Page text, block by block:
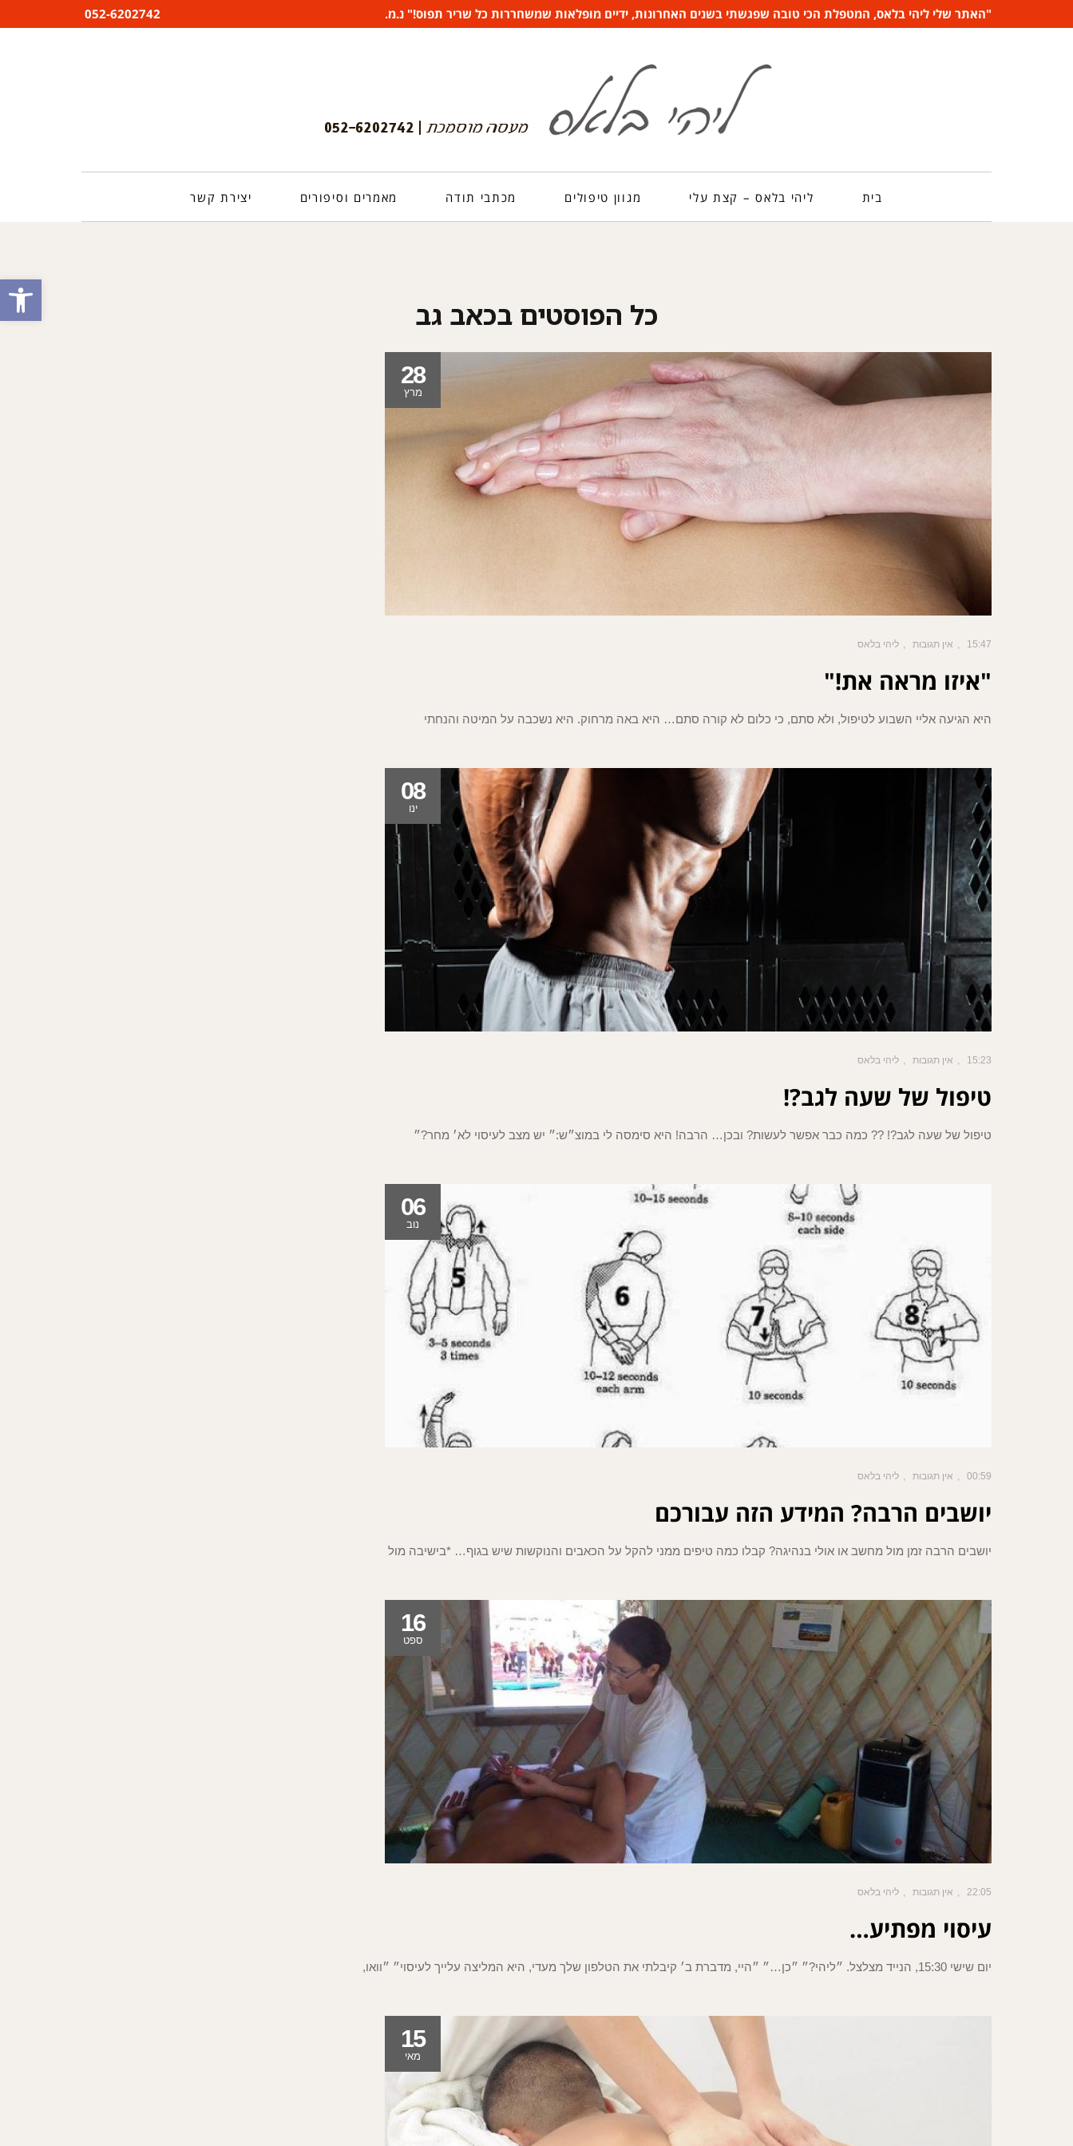
פתח
"האתר שלי ליהי בלאס, המטפלת הכי טובה שפגשתי בשנים האחרונות, ידיים מופלאות שמשחררות כל שריר תפוס!" נ.מ. 052-6202742
בית ליהי בלאס – קצת עלי מגוון טיפולים מכתבי תודה מאמרים וסיפורים יצירת קשר
כל הפוסטים בכאב גב
28
מרץ
15:47 אין תגובות ליהי בלאס
"איזו מראה את!"
היא הגיעה אליי השבוע לטיפול, ולא סתם, כי כלום לא קורה סתם… היא באה מרחוק. היא נשכבה על המיטה והנחתי
08
ינו
15:23 אין תגובות ליהי בלאס
טיפול של שעה לגב?!
טיפול של שעה לגב?! ?? כמה כבר אפשר לעשות? ובכן… הרבה! היא סימסה לי במוצ״ש:״ יש מצב לעיסוי לא׳ מחר?״
06
נוב
00:59 אין תגובות ליהי בלאס
יושבים הרבה? המידע הזה עבורכם
יושבים הרבה זמן מול מחשב או אולי בנהיגה? קבלו כמה טיפים ממני להקל על הכאבים והנוקשות שיש בגוף… *בישיבה מול
16
ספט
22:05 אין תגובות ליהי בלאס
עיסוי מפתיע…
יום שישי 15:30, הנייד מצלצל. ״ליהי?״ ״כן…״ ״היי, מדברת ב׳ קיבלתי את הטלפון שלך מעדי, היא המליצה עלייך לעיסוי״ ״וואו,
15
מאי